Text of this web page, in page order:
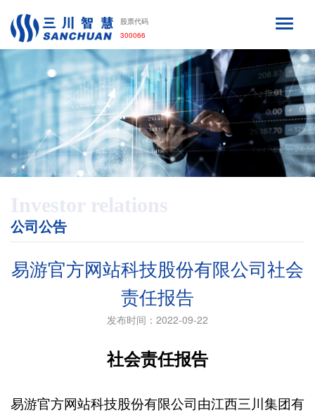
股票代码
300066
Investor relations
公司公告
易游官方网站科技股份有限公司社会
责任报告
发布时间：2022-09-22
社会责任报告
易游官方网站科技股份有限公司由江西三川集团有